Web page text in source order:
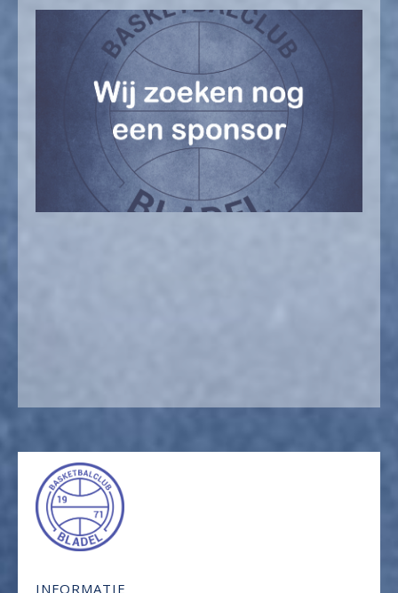
INFORMATIE